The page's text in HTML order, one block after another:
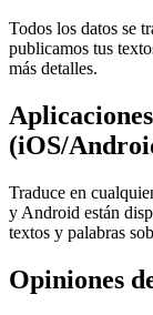
Todos los datos se
publicamos tus
más detalles.
(iOS/
Traduce en
y Android están
textos y palabras
Opiniones